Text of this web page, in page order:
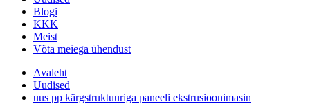
Blogi
KKK
Meist
Võta meiega ühendust
Avaleht
Uudised
uus pp kärgstruktuuriga paneeli ekstrusioonimasin